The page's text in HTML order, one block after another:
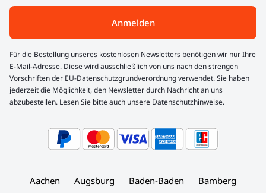
Anmelden
Für die Bestellung unseres kostenlosen Newsletters benötigen wir nur Ihre
E-Mail-Adresse. Diese wird ausschließlich von uns nach den strengen
Vorschriften der EU-Datenschutzgrundverordnung verwendet. Sie haben
jederzeit die Möglichkeit, den Newsletter durch Nachricht an uns
abzubestellen. Lesen Sie bitte auch unsere Datenschutzhinweise.
Aachen Augsburg Baden-Baden
Bamberg